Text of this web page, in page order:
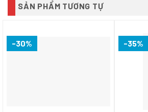
SẢN PHẨM TƯƠNG TỰ
-30% -35%